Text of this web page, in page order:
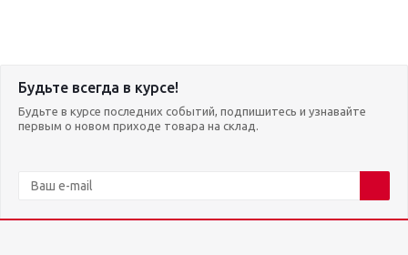
Будьте всегда в курсе!
Будьте в курсе последних событий, подпишитесь и узнавайте
первым о новом приходе товара на склад.